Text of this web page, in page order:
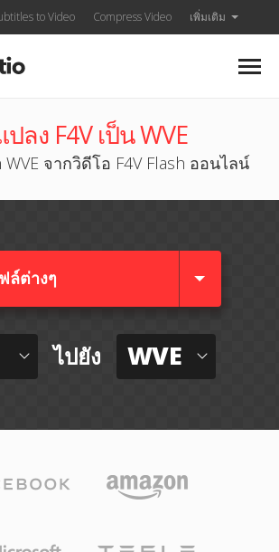
to Video Compress Video เพิ่มเติม
ลง F4V เป็น WVE
WVE จากวิดีโอ F4V Flash ออนไลน์
ล์ต่างๆ​
ไปยัง WVE